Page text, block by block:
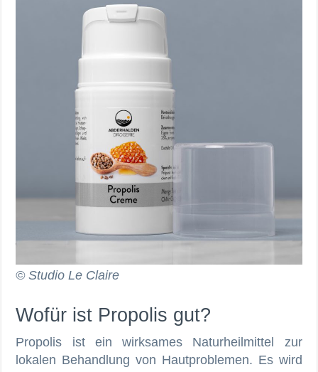
© Studio Le Claire
Wofür ist Propolis gut?
Propolis ist ein wirksames Naturheilmittel zur
lokalen Behandlung von Hautproblemen. Es wird